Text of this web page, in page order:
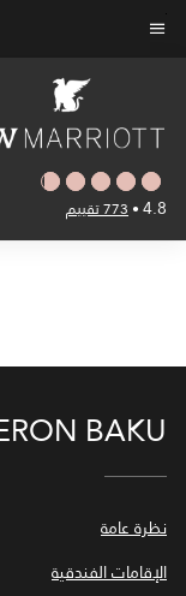
Skip
4.8
•773 تقييم
BAKU
نظرة عامة
الإقامات الفندقية